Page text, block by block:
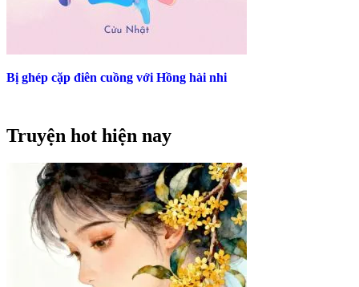
Bị ghép cặp điên cuồng với Hồng hài nhi
Truyện hot hiện nay